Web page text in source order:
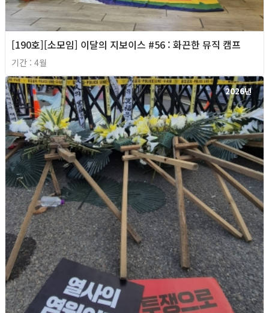
[190호][소모임] 이달의 지보이스 #56 : 화끈한 뮤직 캠프
기간 : 4월
2026년